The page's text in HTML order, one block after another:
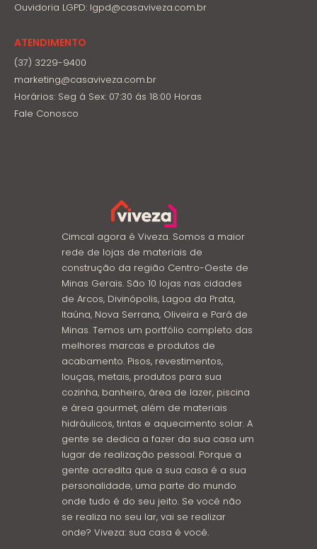
Ouvidoria LGPD: lgpd@casaviveza.com.br
ATENDIMENTO
(37) 3229-9400
marketing@casaviveza.com.br
Horários: Seg á Sex: 07:30 ás 18:00 Horas
Fale Conosco
Cimcal agora é Viveza. Somos a maior
rede de lojas de materiais de
construção da região Centro-Oeste de
Minas Gerais. São 10 lojas nas cidades
de Arcos, Divinópolis, Lagoa da Prata,
Itaúna, Nova Serrana, Oliveira e Pará de
Minas. Temos um portfólio completo das
melhores marcas e produtos de
acabamento. Pisos, revestimentos,
louças, metais, produtos para sua
cozinha, banheiro, área de lazer, piscina
e área gourmet, além de materiais
hidráulicos, tintas e aquecimento solar. A
gente se dedica a fazer da sua casa um
lugar de realização pessoal. Porque a
gente acredita que a sua casa é a sua
personalidade, uma parte do mundo
onde tudo é do seu jeito. Se você não
se realiza no seu lar, vai se realizar
onde? Viveza: sua casa é você.